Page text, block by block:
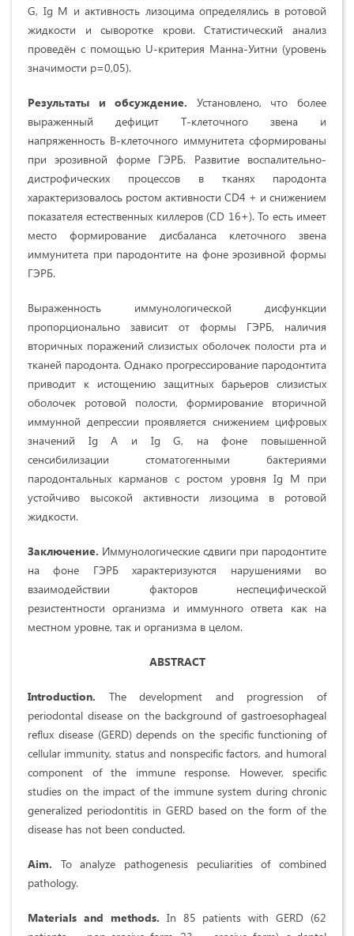
G, Ig М и активность лизоцима определялись в ротовой
жидкости и сыворотке крови. Статистический анализ
проведён с помощью U-критерия Манна-Уитни (уровень
значимости р=0,05).
Результаты и обсуждение. Установлено, что более
выраженный дефицит Т-клеточного звена и
напряженность В-клеточного иммунитета сформированы
при эрозивной форме ГЭРБ. Развитие воспалительно-
дистрофических процессов в тканях пародонта
характеризовалось ростом активности СD4 + и снижением
показателя естественных киллеров (CD 16+). То есть имеет
место формирование дисбаланса клеточного звена
иммунитета при пародонтите на фоне эрозивной формы
ГЭРБ.
Выраженность иммунологической дисфункции
пропорционально зависит от формы ГЭРБ, наличия
вторичных поражений слизистых оболочек полости рта и
тканей пародонта. Однако прогрессирование пародонтита
приводит к истощению защитных барьеров слизистых
оболочек ротовой полости, формирование вторичной
иммунной депрессии проявляется снижением цифровых
значений Ig А и Ig G, на фоне повышенной
сенсибилизации стоматогенными бактериями
пародонтальных карманов с ростом уровня Ig М при
устойчиво высокой активности лизоцима в ротовой
жидкости.
Заключение. Иммунологические сдвиги при пародонтите
на фоне ГЭРБ характеризуются нарушениями во
взаимодействии факторов неспецифической
резистентности организма и иммунного ответа как на
местном уровне, так и организма в целом.
ABSTRACT
Introduction. The development and progression of
periodontal disease on the background of gastroesophageal
reflux disease (GERD) depends on the specific functioning of
cellular immunity, status and nonspecific factors, and humoral
component of the immune response. However, specific
studies on the impact of the immune system during chronic
generalized periodontitis in GERD based on the form of the
disease has not been conducted.
Aim. To analyze pathogenesis peculiarities of combined
pathology.
Materials and methods. In 85 patients with GERD (62